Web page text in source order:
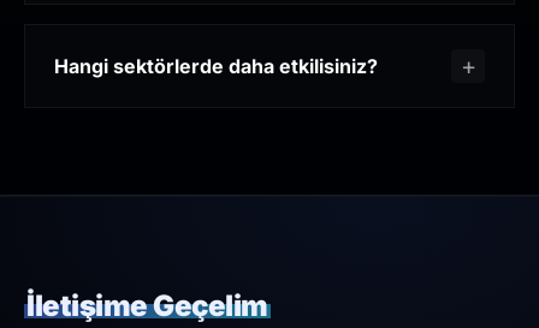
Hangi sektörlerde daha etkilisiniz?
İletişime Geçelim